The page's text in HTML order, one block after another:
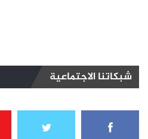
شبكاتنا الاجتماعية